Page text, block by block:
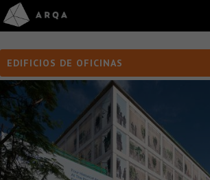
EDIFICIOS DE OFICINAS